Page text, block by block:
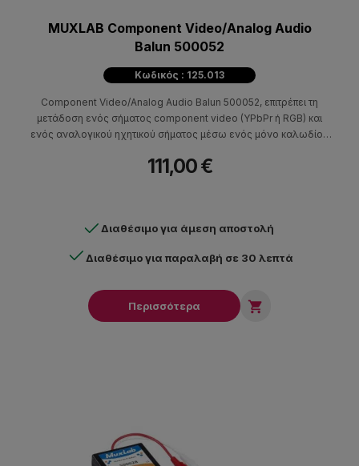
MUXLAB Component Video/Analog Audio
Balun 500052
Κωδικός : 125.013
Component Video/Analog Audio Balun 500052, επιτρέπει τη
μετάδοση ενός σήματος component video (YPbPr ή RGB) και
ενός αναλογικού ηχητικού σήματος μέσω ενός μόνο καλωδίου
111,00 €
Διαθέσιμο για άμεση αποστολή
Διαθέσιμο για παραλαβή σε 30 λεπτά
Περισσότερα 